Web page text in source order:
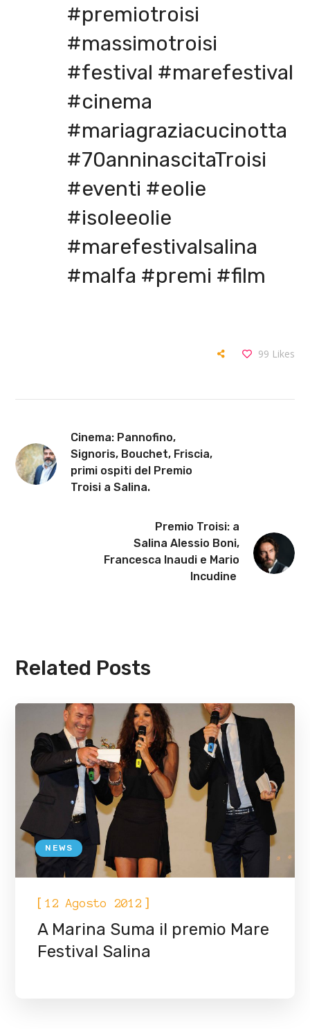
#premiotroisi
#massimotroisi
#festival #marefestival
#cinema
#mariagraziacucinotta
#70anninascitaTroisi
#eventi #eolie
#isoleeolie
#marefestivalsalina
#malfa #premi #film
99 Likes
Cinema: Pannofino,
Signoris, Bouchet, Friscia,
primi ospiti del Premio
Troisi a Salina.
Premio Troisi: a
Salina Alessio Boni,
Francesca Inaudi e Mario
Incudine
Related Posts
NEWS
[12 Agosto 2012 ]
A Marina Suma il premio Mare
Festival Salina